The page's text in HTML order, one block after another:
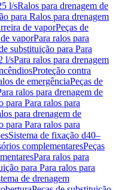
l/sRalos para drenagem de
para Ralos para drenagem
de vaporPeças de
vaporPara ralos para
substituição para Para
l/sPara ralos para drenagem
Proteção contra
de emergênciaPeças de
ralos para drenagem de
para Para ralos para
para drenagem de
para Para ralos para
Sistema de fixação d40–
complementaresPeças
Para ralos para
para Para ralos para
de drenagem